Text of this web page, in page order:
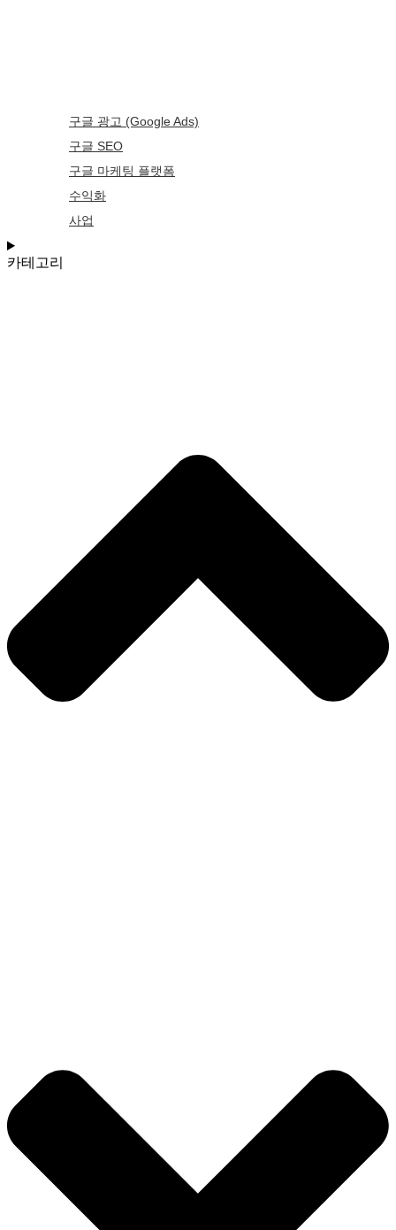
구글 광고 (Google Ads)
구글 SEO
구글 마케팅 플랫폼
수익화
사업
카테고리